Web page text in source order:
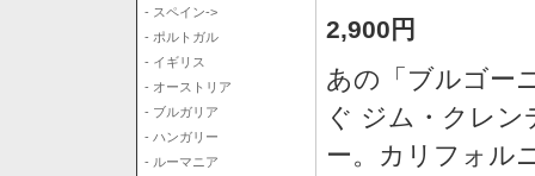
- スペイン->
- ポルトガル
- イギリス
- オーストリア
- ブルガリア
- ハンガリー
- ルーマニア
2,900円
あの「ブルゴー
ぐ ジム・クレ
ー。カリフォル